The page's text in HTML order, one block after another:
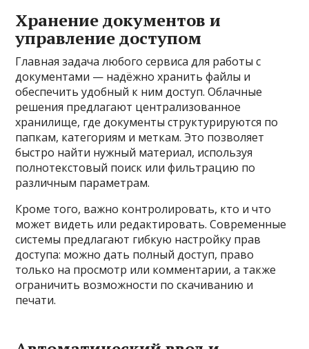
Хранение документов и
управление доступом
Главная задача любого сервиса для работы с
документами — надёжно хранить файлы и
обеспечить удобный к ним доступ. Облачные
решения предлагают централизованное
хранилище, где документы структурируются по
папкам, категориям и меткам. Это позволяет
быстро найти нужный материал, используя
полнотекстовый поиск или фильтрацию по
различным параметрам.
Кроме того, важно контролировать, кто и что
может видеть или редактировать. Современные
системы предлагают гибкую настройку прав
доступа: можно дать полный доступ, право
только на просмотр или комментарии, а также
ограничить возможности по скачиванию и
печати.